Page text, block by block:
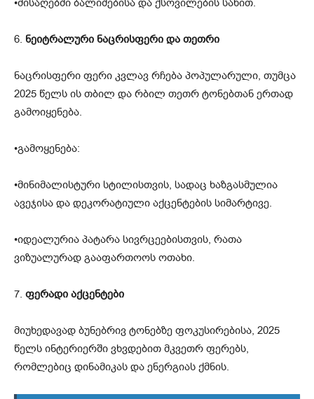
6. ნეიტრალური ნაცრისფერი და თეთრი
ნაცრისფერი ფერი კვლავ რჩება პოპულარული, თუმცა
2025 წელს ის თბილ და რბილ თეთრ ტონებთან ერთად
გამოიყენება.
•გამოყენება:
•მინიმალისტური სტილისთვის, სადაც ხაზგასმულია
ავეჯისა და დეკორატიული აქცენტების სიმარტივე.
•იდეალურია პატარა სივრცეებისთვის, რათა
ვიზუალურად გააფართოოს ოთახი.
7. ფერადი აქცენტები
მიუხედავად ბუნებრივ ტონებზე ფოკუსირებისა, 2025
წელს ინტერიერში ვხვდებით მკვეთრ ფერებს,
რომლებიც დინამიკას და ენერგიას ქმნის.